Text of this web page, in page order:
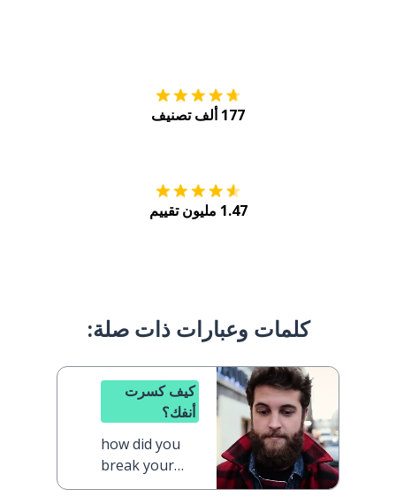
177 ألف تصنيف
1.47 مليون تقييم
كلمات وعبارات ذات صلة:
كيف كسرت
أنفك؟
how did you
break your
nose?